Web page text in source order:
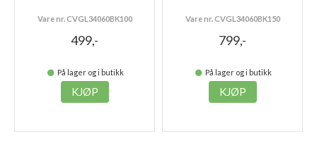
Vare nr. CVGL34060BK100
499,-
På lager og i butikk
KJØP
Vare nr. CVGL34060BK150
799,-
På lager og i butikk
KJØP